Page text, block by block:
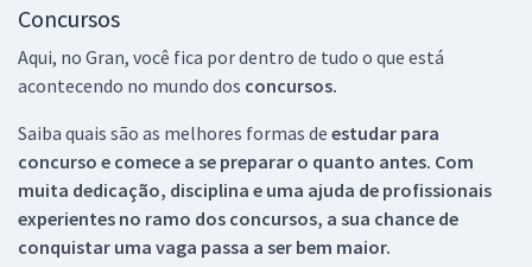
Concursos
Aqui, no Gran, você fica por dentro de tudo o que está
acontecendo no mundo dos concursos.
Saiba quais são as melhores formas de estudar para
concurso e comece a se preparar o quanto antes. Com
muita dedicação, disciplina e uma ajuda de profissionais
experientes no ramo dos concursos, a sua chance de
conquistar uma vaga passa a ser bem maior.